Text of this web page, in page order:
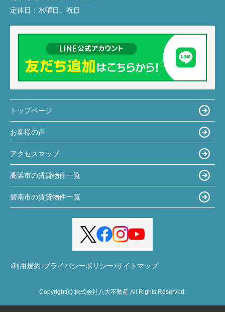
定休日： 水曜日、祝日
トップページ
お客様の声
アクセスマップ
高浜市の賃貸物件一覧
碧南市の賃貸物件一覧
利用規約 プライバシーポリシー サイトマップ
Copyright(c) 株式会社八大不動産 All Rights Reserved.